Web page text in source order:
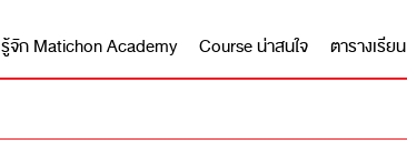
รู้จัก Matichon Academy Course น่าสนใจ ตารางเรียน